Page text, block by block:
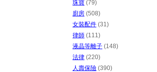
珠寶 (79)
廚房 (508)
女裝配件 (31)
律師 (111)
液晶等離子 (148)
法律 (220)
人壽保險 (390)